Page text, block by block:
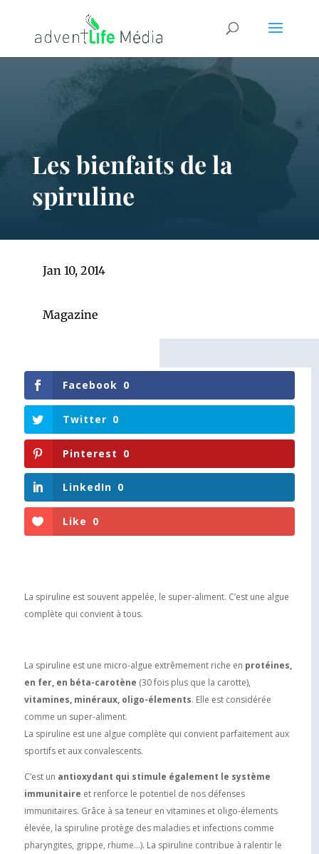
Les bienfaits de la
spiruline
Jan 10, 2014
Magazine
Facebook 0
Twitter 0
Pinterest 0
LinkedIn 0
Like 0
La spiruline est souvent appelée, le super-aliment. C’est une algue
complète qui convient à tous.
La spiruline est une micro-algue extrêmement riche en protéines,
en fer, en béta-carotène (30 fois plus que la carotte),
vitamines, minéraux, oligo-élements. Elle est considérée
comme un super-aliment.
La spiruline est une algue complète qui convient parfaitement aux
sportifs et aux convalescents.
C’est un antioxydant qui stimule également le système
immunitaire et renforce le potentiel de nos défenses
immunitaires. Grâce à sa teneur en vitamines et oligo-élements
élevée, la spiruline protège des maladies et infections comme
pharyngites, grippe, rhume…). La spiruline contribue à ralentir le